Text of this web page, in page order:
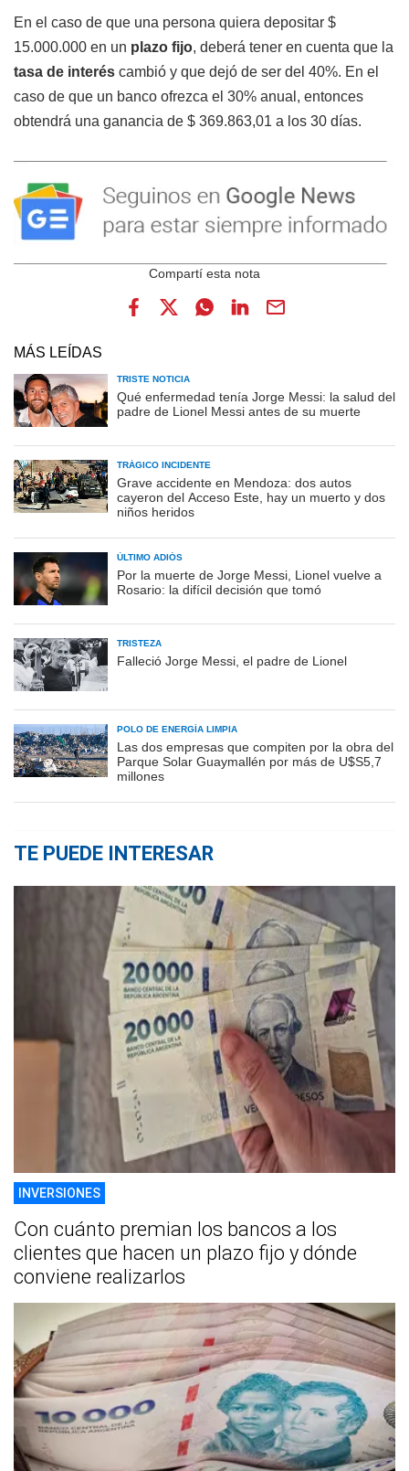
En el caso de que una persona quiera depositar $
15.000.000 en un plazo fijo, deberá tener en cuenta que la
tasa de interés cambió y que dejó de ser del 40%. En el
caso de que un banco ofrezca el 30% anual, entonces
obtendrá una ganancia de $ 369.863,01 a los 30 días.
MÁS LEÍDAS
TRISTE NOTICIA
Qué enfermedad tenía Jorge Messi: la salud del
padre de Lionel Messi antes de su muerte
TRÁGICO INCIDENTE
Grave accidente en Mendoza: dos autos
cayeron del Acceso Este, hay un muerto y dos
niños heridos
ÚLTIMO ADIÓS
Por la muerte de Jorge Messi, Lionel vuelve a
Rosario: la difícil decisión que tomó
TRISTEZA
Falleció Jorge Messi, el padre de Lionel
POLO DE ENERGÍA LIMPIA
Las dos empresas que compiten por la obra del
Parque Solar Guaymallén por más de U$S5,7
millones
TE PUEDE INTERESAR
INVERSIONES
Con cuánto premian los bancos a los
clientes que hacen un plazo fijo y dónde
conviene realizarlos